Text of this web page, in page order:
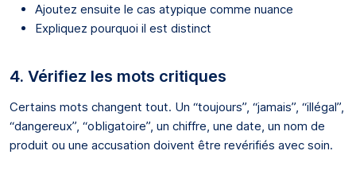
Ajoutez ensuite le cas atypique comme nuance
Expliquez pourquoi il est distinct
4. Vérifiez les mots critiques
Certains mots changent tout. Un “toujours”, “jamais”, “illégal”,
“dangereux”, “obligatoire”, un chiffre, une date, un nom de
produit ou une accusation doivent être revérifiés avec soin.